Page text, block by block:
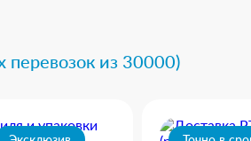
перевозок из 30000)